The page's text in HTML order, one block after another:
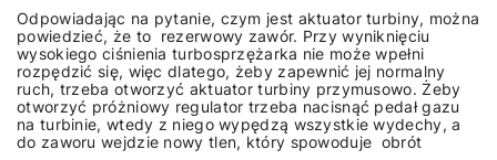
Odpowiadając na pytanie, czym jest aktuator turbiny, można
powiedzieć, że to rezerwowy zawór. Przy wyniknięciu
wysokiego ciśnienia turbosprzężarka nie może wpełni
rozpędzić się, więc dlatego, żeby zapewnić jej normalny
ruch, trzeba otworzyć aktuator turbiny przymusowo. Żeby
otworzyć próżniowy regulator trzeba nacisnąć pedał gazu
na turbinie, wtedy z niego wypędzą wszystkie wydechy, a
do zaworu wejdzie nowy tlen, który spowoduje obrót